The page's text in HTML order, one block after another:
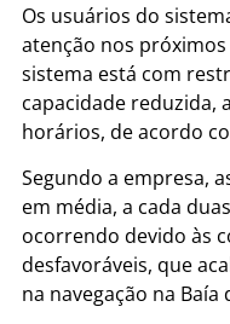
Os usuários do
atenção nos
sistema está com
capacidade reduzida,
horários, de acordo
Segundo a empresa,
em média, a cada
ocorrendo devido às
desfavoráveis, que
na navegação na Baía